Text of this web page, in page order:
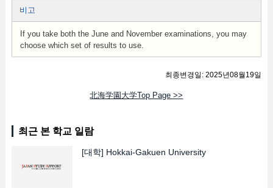
비고
If you take both the June and November examinations, you may
choose which set of results to use.
최종변경일: 2025년08월19일
北海学園大学Top Page >>
최근 본 학교 일람
[대학] Hokkai-Gakuen University